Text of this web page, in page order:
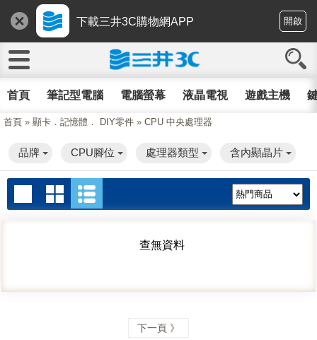
下載三井3C購物網APP 開啟
首頁 筆記型電腦 電腦螢幕 液晶電視 遊戲主機
首頁 » 顯卡．記憶體． DIY零件 » CPU 中央處理器
品牌 CPU腳位 處理器類型 含內顯晶片
查無資料
下一頁 》